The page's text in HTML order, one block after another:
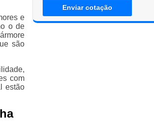
e
o de
são
com
estão
Enviar cotação